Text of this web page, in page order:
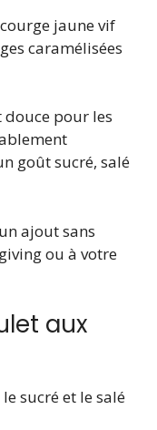
jaune vif
caramélisées
douce pour les
goût sucré, salé
ajout sans
ou à votre
aux
sucré et le salé